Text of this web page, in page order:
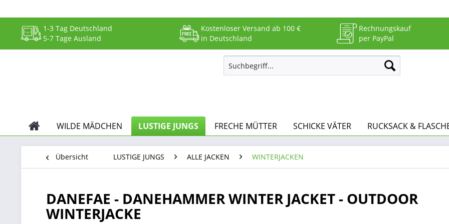
1-3 Tag Deutschland
5-7 Tage Ausland
Kostenloser Versand ab 100 €
in Deutschland
Rechnungskauf
per PayPal
WILDE MÄDCHEN LUSTIGE JUNGS FRECHE MÜTTER SCHICKE VÄTER RUCKSACK &
Übersicht LUSTIGE JUNGS ALLE JACKEN WINTERJACKEN
DANEFAE - DANEHAMMER WINTER JACKET - OUTDOOR
WINTERJACKE